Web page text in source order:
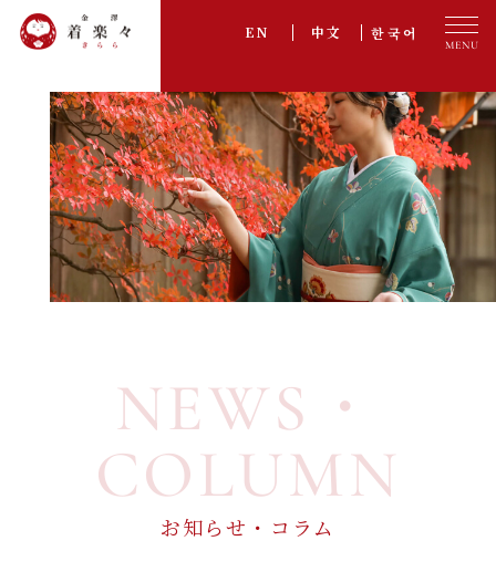
EN 中文 한국어
プラン一覧 PLAN
オプション OPTION
ご利用の流れ FLOW
アクセス ACCESS
採用情報 RECRUIT
お知らせ・コラム NEWS・COLUMN
NEWS・
COLUMN
お知らせ・コラム